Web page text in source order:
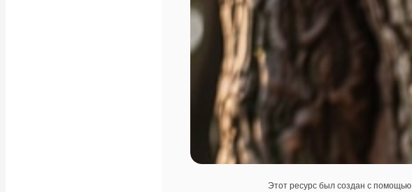
Этот ресурс был создан с помощью